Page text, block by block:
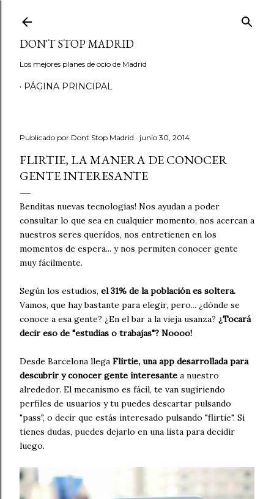
DON'T STOP MADRID
Los mejores planes de ocio de Madrid
PÁGINA PRINCIPAL
Publicado por Dont Stop Madrid junio 30, 2014
FLIRTIE, LA MANERA DE CONOCER
GENTE INTERESANTE
Benditas nuevas tecnologías! Nos ayudan a poder
consultar lo que sea en cualquier momento, nos acercan a
nuestros seres queridos, nos entretienen en los
momentos de espera... y nos permiten conocer gente
muy fácilmente.
Según los estudios, el 31% de la población es soltera.
Vamos, que hay bastante para elegir, pero... ¿dónde se
conoce a esa gente? ¿En el bar a la vieja usanza? ¿Tocará
decir eso de "estudias o trabajas"? Noooo!
Desde Barcelona llega Flirtie, una app desarrollada para
descubrir y conocer gente interesante a nuestro
alrededor. El mecanismo es fácil, te van sugiriendo
perfiles de usuarios y tu puedes descartar pulsando
"pass", o decir que estás interesado pulsando "flirtie". Si
tienes dudas, puedes dejarlo en una lista para decidir
luego.